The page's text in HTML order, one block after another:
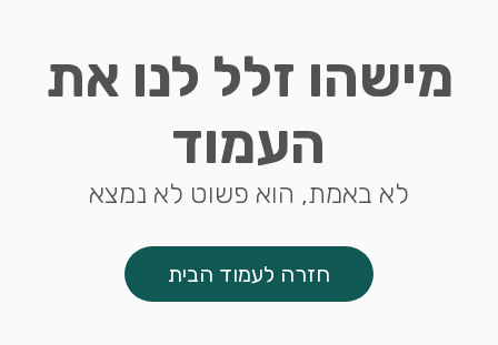
מישהו זלל לנו את
העמוד
לא באמת, הוא פשוט לא נמצא
חזרה לעמוד הבית